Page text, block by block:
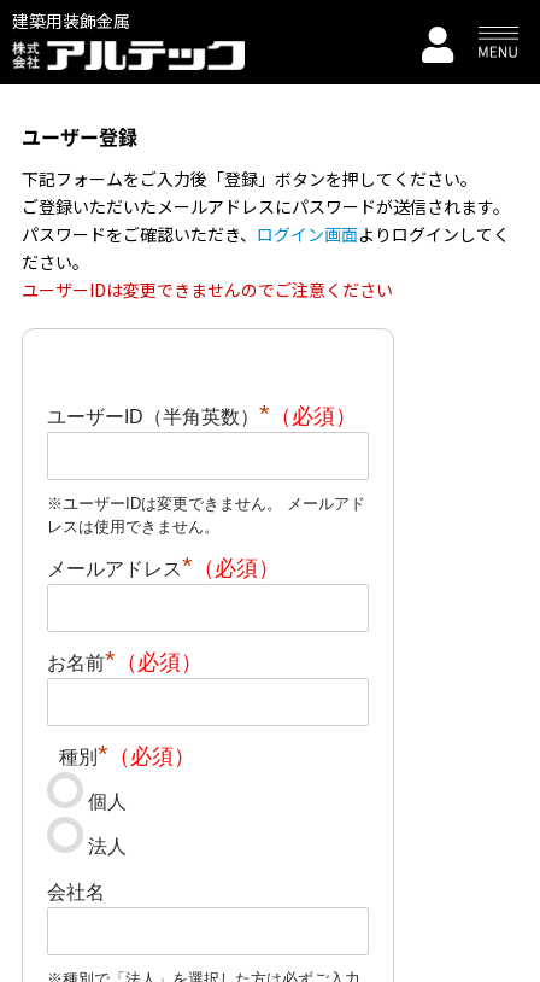
建築用装飾金属
ユーザー登録
下記フォームをご入力後「登録」ボタンを押してください。
ご登録いただいたメールアドレスにパスワードが送信されます。
パスワードをご確認いただき、 ログイン画面よりログインしてく
ださい。
ユーザーIDは変更できませんのでご注意ください
ユーザーID（半角英数）*
メールアドレス*
お名前*
種別*
個人
法人
会社名